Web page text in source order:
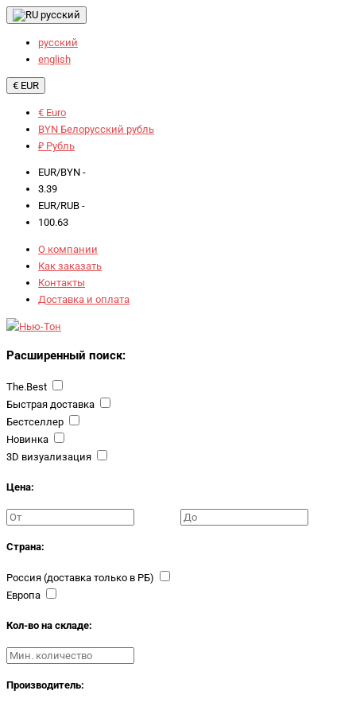
русский
русский
english
€ EUR
€ Euro
BYN Белорусский рубль
₽ Рубль
EUR/BYN -
3.39
EUR/RUB -
100.63
О компании
Как заказать
Контакты
Доставка и оплата
Расширенный поиск:
The.Best
Быстрая доставка
Бестселлер
Новинка
3D визуализация
Цена:
Страна:
Россия (доставка только в РБ)
Европа
Кол-во на складе:
Производитель: